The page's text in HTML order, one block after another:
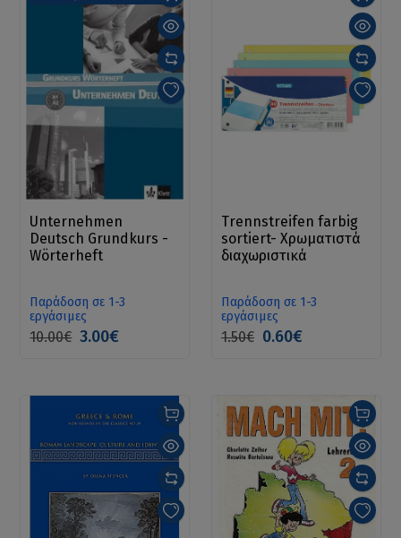
Unternehmen
Deutsch Grundkurs -
Wörterheft
Παράδοση σε 1-3
εργάσιμες
10.00€ 3.00€
Trennstreifen farbig
sortiert- Χρωματιστά
διαχωριστικά
Παράδοση σε 1-3
εργάσιμες
1.50€ 0.60€